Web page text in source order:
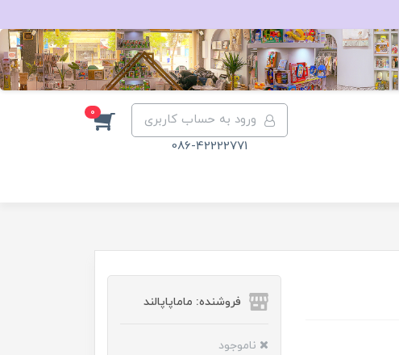
ورود به حساب کاربری
086-42222771
0
فروشنده: ماماپاپالند
ناموجود